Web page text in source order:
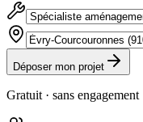
Déposer mon projet
Gratuit · sans engagement